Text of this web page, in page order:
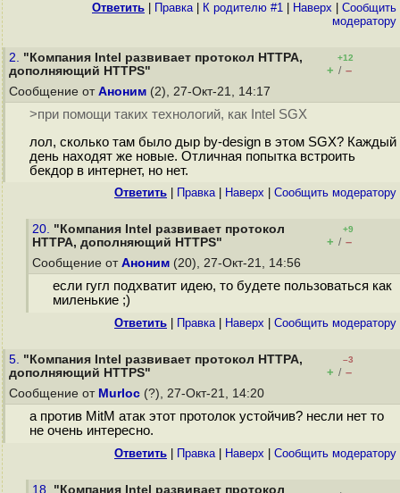
Ответить Правка| К родителю #1 Наверх
Cообщить
модератору
2. "Компания Intel развивает протокол HTTPA,
дополняющий HTTPS"
+12
+ / –
Сообщение от Аноним (2), 27-Окт-21, 14:17
>при помощи таких технологий, как Intel SGX
лол, сколько там было дыр by-design в этом SGX? Каждый
день находят же новые. Отличная попытка встроить
бекдор в интернет, но нет.
Ответить Правка| Наверх Cообщить модератору
20. "Компания Intel развивает протокол
HTTPA, дополняющий HTTPS"
+9
+ / –
Сообщение от Аноним (20), 27-Окт-21, 14:56
если гугл подхватит идею, то будете пользоваться как
миленькие ;)
Ответить Правка| Наверх Cообщить модератору
5. "Компания Intel развивает протокол HTTPA,
дополняющий HTTPS"
–3
+ / –
Сообщение от Murloc (?), 27-Окт-21, 14:20
а против MitM атак этот протолок устойчив? несли нет то
не очень интересно.
Ответить Правка| Наверх Cообщить модератору
18. "Компания Intel развивает протокол